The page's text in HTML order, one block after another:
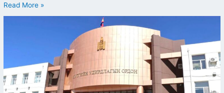
Read More »
сургалт,
үнэлгээ
арга